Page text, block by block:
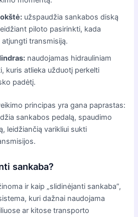
užspaudžia sankabos diską
piloto pasirinkti, kada
transmisiją.
naudojamas hidrauliniam
kuris atlieka užduotį perkelti
padėtį.
principas yra gana paprastas:
sankabos pedalą, spaudimo
leidžiančią varikliui sukti
sankaba?
ir kaip „slidinėjanti sankaba”,
kuri dažnai naudojama
ar kitose transporto